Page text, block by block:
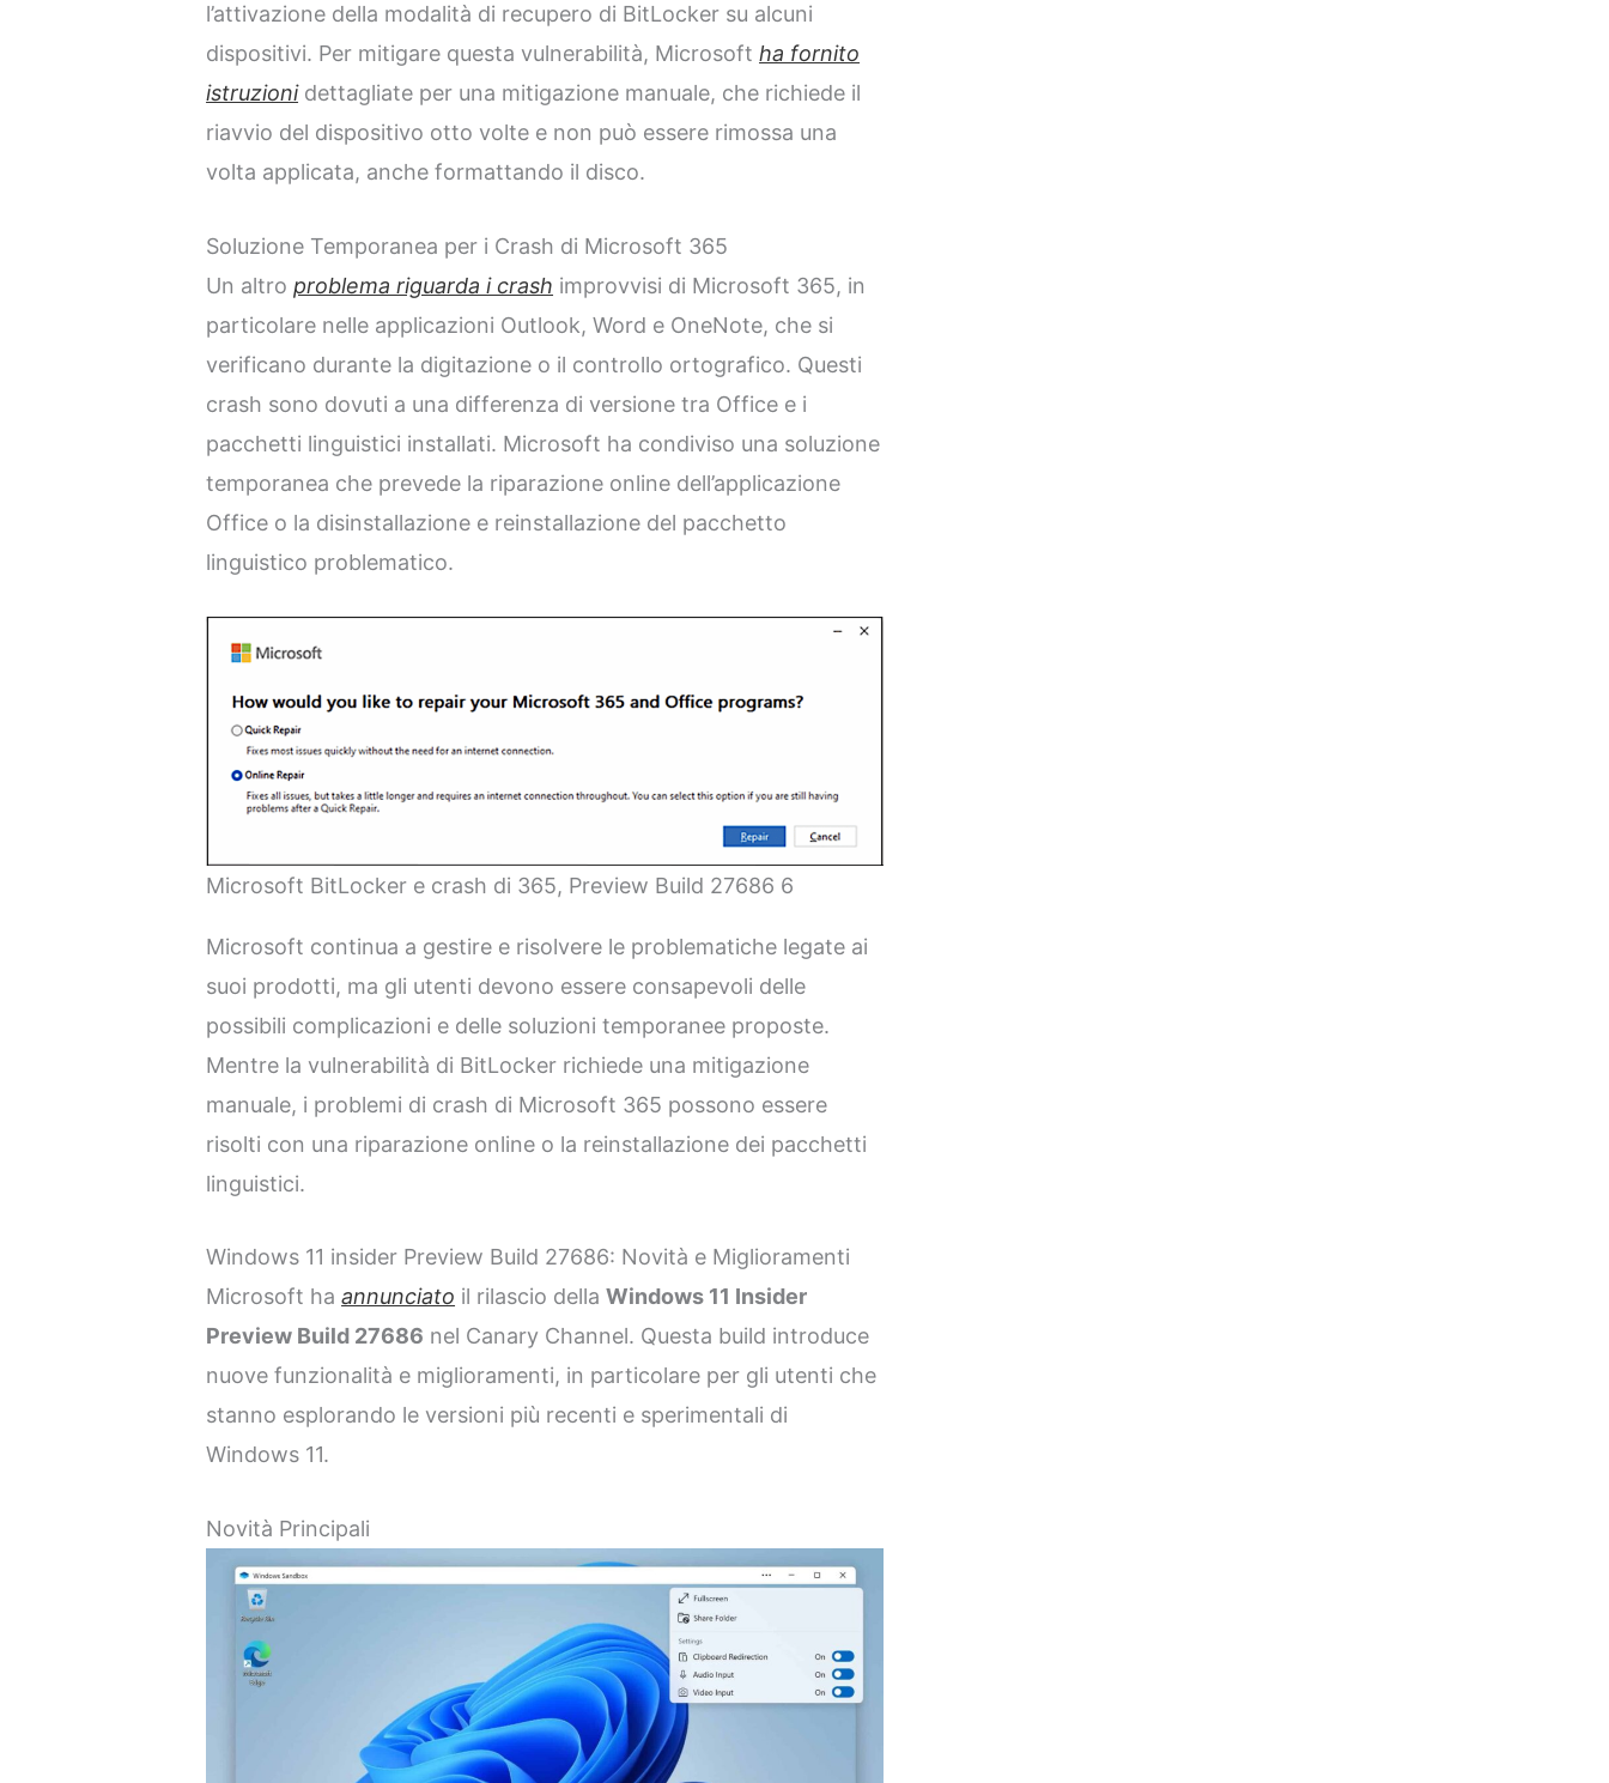
l’attivazione della modalità di recupero di BitLocker su alcuni
dispositivi. Per mitigare questa vulnerabilità, Microsoftha fornito
istruzionidettagliate per una mitigazione manuale, che richiede il
riavvio del dispositivo otto volte e non può essere rimossa una
volta applicata, anche formattando il disco.
Soluzione Temporanea per i Crash di Microsoft 365
Un altroproblema riguarda i crash improvvisi di Microsoft 365, in
particolare nelle applicazioni Outlook, Word e OneNote, che si
verificano durante la digitazione o il controllo ortografico. Questi
crash sono dovuti a una differenza di versione tra Office e i
pacchetti linguistici installati. Microsoft ha condiviso una soluzione
temporanea che prevede la riparazione online dell’applicazione
Office o la disinstallazione e reinstallazione del pacchetto
linguistico problematico.
Microsoft BitLocker e crash di 365, Preview Build 27686 6
Microsoft continua a gestire e risolvere le problematiche legate ai
suoi prodotti, ma gli utenti devono essere consapevoli delle
possibili complicazioni e delle soluzioni temporanee proposte.
Mentre la vulnerabilità di BitLocker richiede una mitigazione
manuale, i problemi di crash di Microsoft 365 possono essere
risolti con una riparazione online o la reinstallazione dei pacchetti
linguistici.
Windows 11 insider Preview Build 27686: Novità e Miglioramenti
Microsoft haannunciato il rilascio dellaWindows 11 Insider
Preview Build 27686 nel Canary Channel. Questa build introduce
nuove funzionalità e miglioramenti, in particolare per gli utenti che
stanno esplorando le versioni più recenti e sperimentali di
Windows 11.
Novità Principali